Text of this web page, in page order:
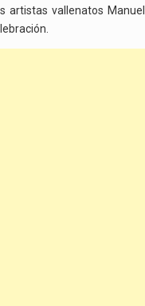
artistas vallenatos Manuel